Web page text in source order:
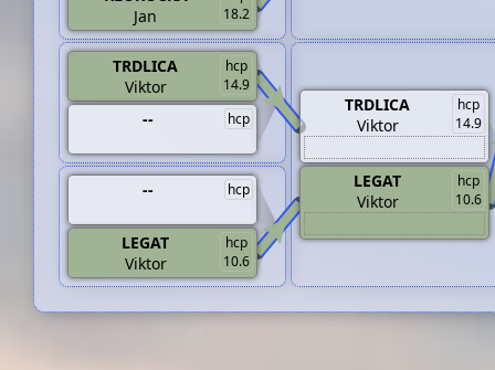
18.2
Jan
hcp
14.9
TRDLICA
Viktor
hcp
--
hcp
--
hcp
10.6
LEGAT
Viktor
hcp
14.9
TRDLICA
Viktor
hcp
10.6
LEGAT
Viktor